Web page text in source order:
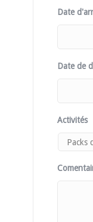
Date
Date de
Activités